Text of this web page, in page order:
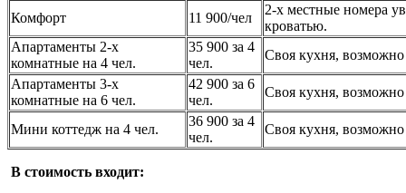
Комфорт
11 900/чел
2-х местные номера
кроватью.
Апартаменты 2-х
комнатные на 4 чел.
35 900 за 4
чел.
Своя кухня,
Апартаменты 3-х
комнатные на 6 чел.
42 900 за 6
чел.
Своя кухня,
Мини коттедж на 4 чел.
36 900 за 4
чел.
Своя кухня,
В стоимость входит: